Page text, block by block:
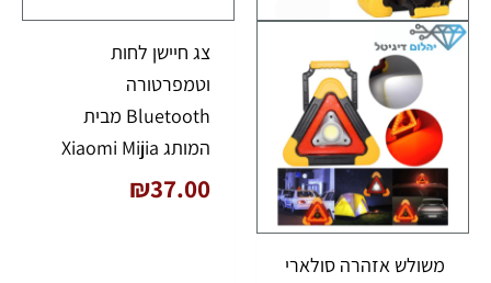
משולש אזהרה סולארי
צג חיישן לחות
וטמפרטורה
Bluetooth מבית
המותג Xiaomi Mijia
₪37.00